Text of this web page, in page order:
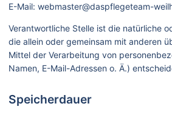
E-Mail: webmaster@daspflegeteam-
Verantwortliche Stelle ist die natürliche
die allein oder gemeinsam mit anderen
Mittel der Verarbeitung von
Namen, E-Mail-Adressen o. Ä.)
Speicherdauer